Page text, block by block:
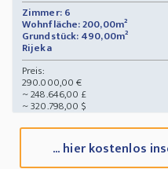
Zimmer: 6
Wohnfläche: 200,00m²
Grundstück: 490,00m²
Rijeka
Preis:
290.000,00 €
~ 248.646,00 £
~ 320.798,00 $
... hier kostenlos